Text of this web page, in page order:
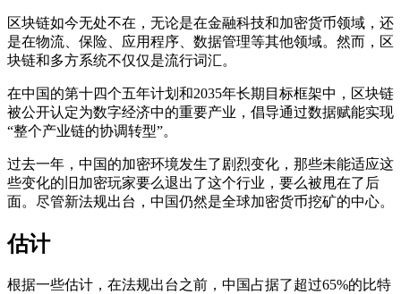
区块链如今无处不在，无论是在金融科技和加密货币领域，还
是在物流、保险、应用程序、数据管理等其他领域。然而，区
块链和多方系统不仅仅是流行词汇。
在中国的第十四个五年计划和2035年长期目标框架中，区块链
被公开认定为数字经济中的重要产业，倡导通过数据赋能实现
“整个产业链的协调转型”。
过去一年，中国的加密环境发生了剧烈变化，那些未能适应这
些变化的旧加密玩家要么退出了这个行业，要么被甩在了后
面。尽管新法规出台，中国仍然是全球加密货币挖矿的中心。
估计
根据一些估计，在法规出台之前，中国占据了超过65%的比特